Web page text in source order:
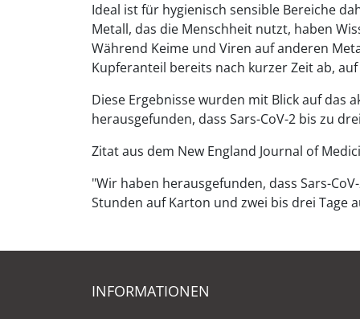
Ideal ist für hygienisch sensible Bereiche
Metall, das die Menschheit nutzt, haben
Während Keime und Viren auf anderen
Kupferanteil bereits nach kurzer Zeit ab,
Diese Ergebnisse wurden mit Blick auf das
herausgefunden, dass Sars-CoV-2 bis zu
Zitat aus dem New England Journal of
"Wir haben herausgefunden, dass Sars-
Stunden auf Karton und zwei bis drei Tage
INFORMATIONEN